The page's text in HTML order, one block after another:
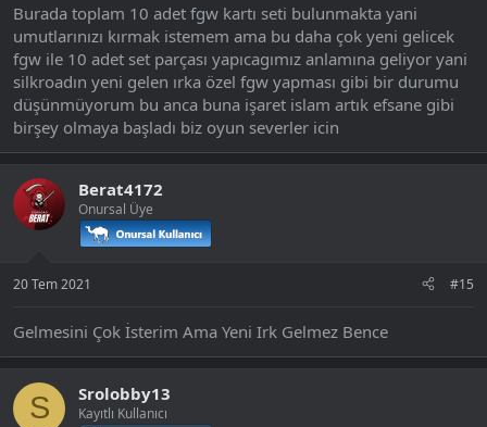
Burada toplam 10 adet fgw kartı seti bulunmakta yani
umutlarınızı kırmak istemem ama bu daha çok yeni gelicek
fgw ile 10 adet set parçası yapıcagımız anlamına geliyor yani
silkroadın yeni gelen ırka özel fgw yapması gibi bir durumu
düşünmüyorum bu anca buna işaret islam artık efsane gibi
birşey olmaya başladı biz oyun severler icin
Berat4172
Onursal Üye
20 Tem 2021 #15
Gelmesini Çok İsterim Ama Yeni Irk Gelmez Bence
S Srolobby13
Kayıtlı Kullanıcı